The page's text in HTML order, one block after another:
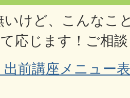
いけど、こんなこ
応じます！ご相
前講座メニュー